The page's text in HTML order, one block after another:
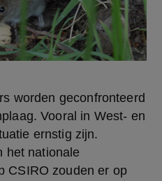
worden geconfronteerd
Vooral in West- en
ernstig zijn.
het nationale
CSIRO zouden er op